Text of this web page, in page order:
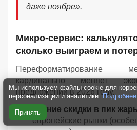
даже ноябре».
Микро-сервис:
сколько выиграем и
Переформатирование
кардинально меняет
предложений в 2026 году.
Летние скидки в пик
европейские рынки
Мы используем файлы cookie для
персонализации и аналитики. Подробнее
Принять